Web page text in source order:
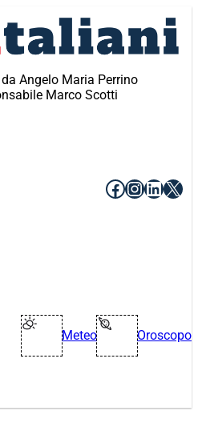
Angelo Maria Perrino
Marco Scotti
Facebook
X
Meteo Oroscopo